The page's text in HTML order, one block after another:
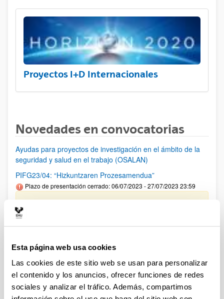
Esta página web usa cookies
Las cookies de este sitio web se usan para personalizar
el contenido y los anuncios, ofrecer funciones de redes
sociales y analizar el tráfico. Además, compartimos
Proyectos I+D Internacionales
Novedades en convocatorias
Ayudas para proyectos de investigación en el ámbito de la
seguridad y salud en el trabajo (OSALAN)
PIFG23/04: “Hizkuntzaren Prozesamendua”
Plazo de presentación cerrado: 06/07/2023 - 27/07/2023 23:59
Se ha publicado la propuesta de adjudicación.
PIFG22/71: “Prehistoria”
Se ha publicado la propuesta de adjudicación
PIFG23/08: “Alteraciones metabólicas implicadas en
progresión de enfermedad hepática”
Plazo de presentación cerrado: 11/07/2023 - 03/08/2023 23:59